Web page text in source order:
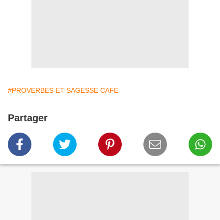
#PROVERBES ET SAGESSE CAFE
Partager